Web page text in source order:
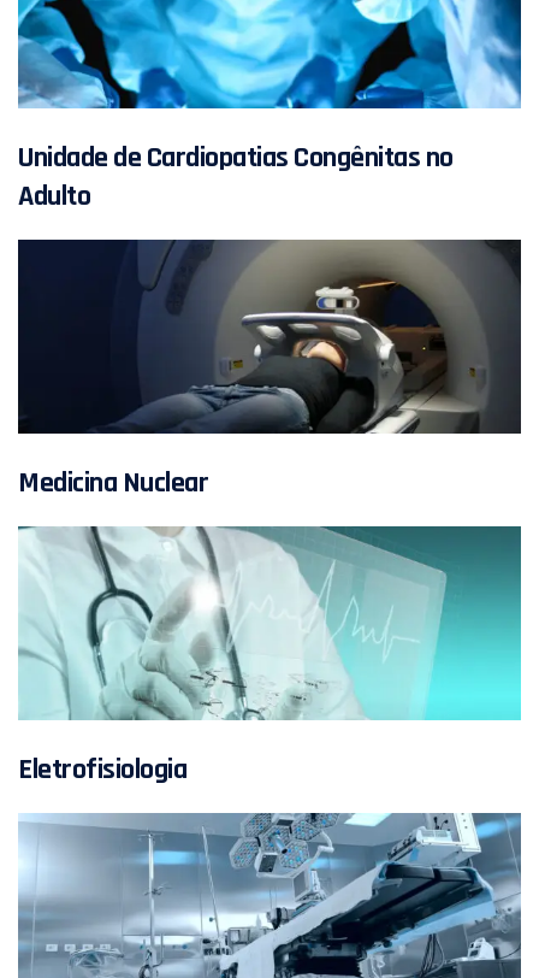
Unidade de Cardiopatias Congênitas no
Adulto
Medicina Nuclear
Eletrofisiologia